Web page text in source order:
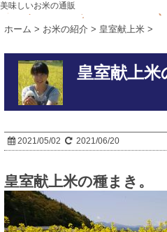
美味しいお米の通販
ホーム > お米の紹介 > 皇室献上米 >
皇室献上米
2021/05/02 2021/06/20
皇室献上米の種まき。